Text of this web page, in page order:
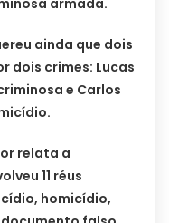
armada.
ainda que dois
dois crimes: Lucas
e Carlos
relata a
11 réus
homicídio,